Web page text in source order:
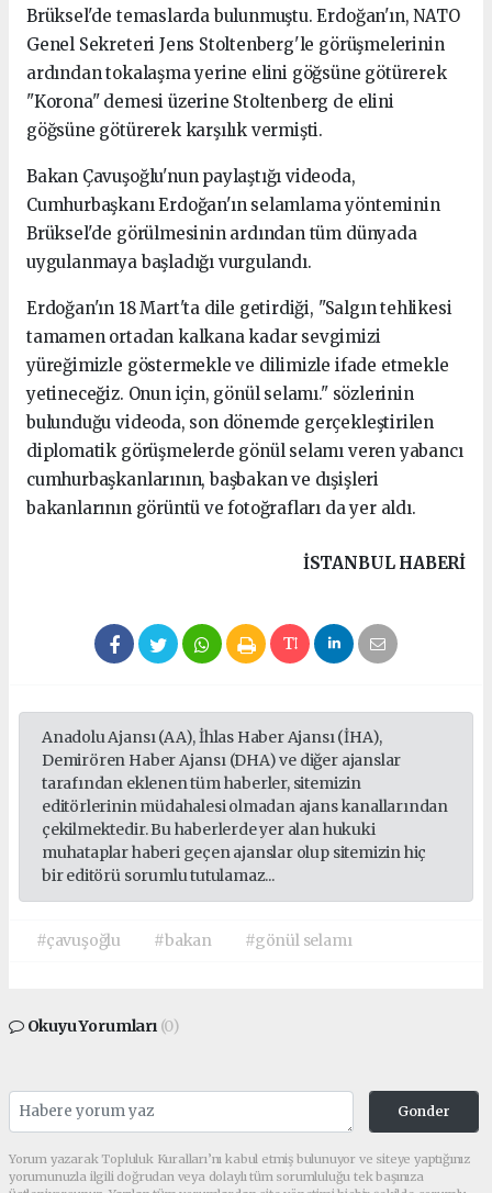
Brüksel'de temaslarda bulunmuştu. Erdoğan'ın, NATO
Genel Sekreteri Jens Stoltenberg'le görüşmelerinin
ardından tokalaşma yerine elini göğsüne götürerek
"Korona" demesi üzerine Stoltenberg de elini
göğsüne götürerek karşılık vermişti.
Bakan Çavuşoğlu'nun paylaştığı videoda,
Cumhurbaşkanı Erdoğan'ın selamlama yönteminin
Brüksel'de görülmesinin ardından tüm dünyada
uygulanmaya başladığı vurgulandı.
Erdoğan'ın 18 Mart'ta dile getirdiği, "Salgın tehlikesi
tamamen ortadan kalkana kadar sevgimizi
yüreğimizle göstermekle ve dilimizle ifade etmekle
yetineceğiz. Onun için, gönül selamı." sözlerinin
bulunduğu videoda, son dönemde gerçekleştirilen
diplomatik görüşmelerde gönül selamı veren yabancı
cumhurbaşkanlarının, başbakan ve dışişleri
bakanlarının görüntü ve fotoğrafları da yer aldı.
beşiktaş
escort
beylikdüzü
escort
avcılar
escort
İSTANBUL HABERİ
Anadolu Ajansı (AA), İhlas Haber Ajansı (İHA),
Demirören Haber Ajansı (DHA) ve diğer ajanslar
tarafından eklenen tüm haberler, sitemizin
editörlerinin müdahalesi olmadan ajans kanallarından
çekilmektedir. Bu haberlerde yer alan hukuki
muhataplar haberi geçen ajanslar olup sitemizin hiç
bir editörü sorumlu tutulamaz...
#çavuşoğlu #bakan #gönül selamı
Okuyu Yorumları (0)
Gonder
Yorum yazarak Topluluk Kuralları’nı kabul etmiş bulunuyor ve siteye yaptığınız
yorumunuzla ilgili doğrudan veya dolaylı tüm sorumluluğu tek başınıza